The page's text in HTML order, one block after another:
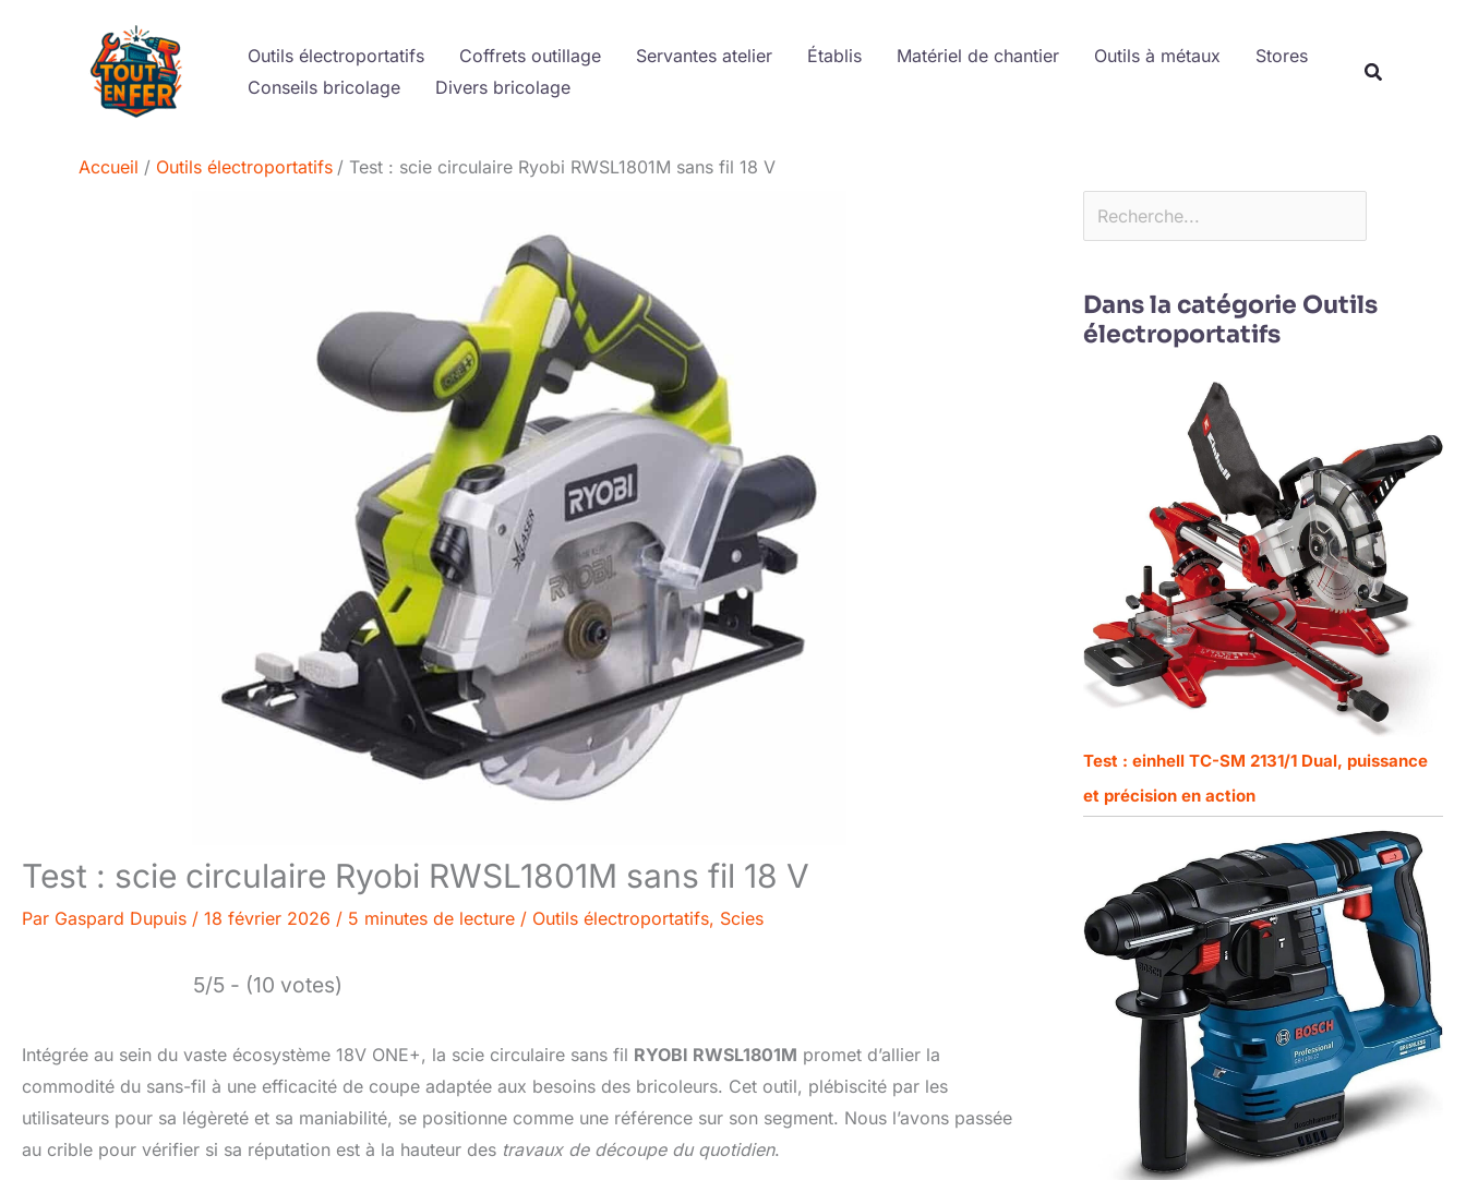
Outils électroportatifs Coffrets outillage Servantes atelier Établis Matériel de chantier Outils à métaux
Stores
Conseils bricolage
Divers bricolage
Accueil Outils électroportatifs Test : scie circulaire Ryobi RWSL1801M sans fil 18 V
Test : scie circulaire Ryobi RWSL1801M sans fil 18 V
Par Gaspard Dupuis / 18 février 2026 / 5 minutes de lecture / Outils électroportatifs, Scies
5/5 - (10 votes)
Intégrée au sein du vaste écosystème 18V ONE+, la scie circulaire sans fil RYOBI RWSL1801M promet d’allier la
commodité du sans-fil à une efficacité de coupe adaptée aux besoins des bricoleurs. Cet outil, plébiscité par les
utilisateurs pour sa légèreté et sa maniabilité, se positionne comme une référence sur son segment. Nous l’avons passée
au crible pour vérifier si sa réputation est à la hauteur des travaux de découpe du quotidien.
Dans la catégorie Outils
électroportatifs
Test : einhell TC-SM 2131/1 Dual, puissance
et précision en action